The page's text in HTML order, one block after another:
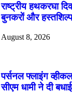
राष्ट्रीय हथकरघा
बुनकरों और हस्तशिल्प
August 8, 2026
पर्सनल फ्लाइंग
सीएम धामी ने दी